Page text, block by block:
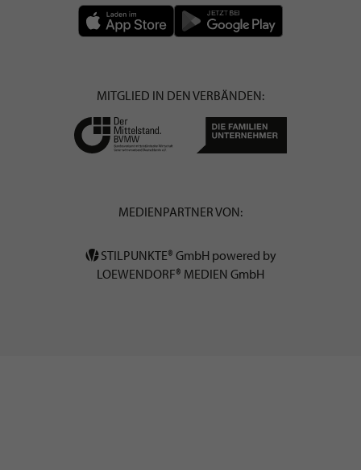
MITGLIED IN DEN VERBÄNDEN:
MEDIENPARTNER VON:
STILPUNKTE® GmbH powered by
LOEWENDORF® MEDIEN GmbH